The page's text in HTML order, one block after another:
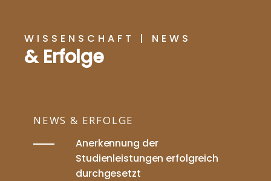
WISSENSCHAFT | NEWS
& Erfolge
NEWS & ERFOLGE
Anerkennung der
Studienleistungen erfolgreich
durchgesetzt